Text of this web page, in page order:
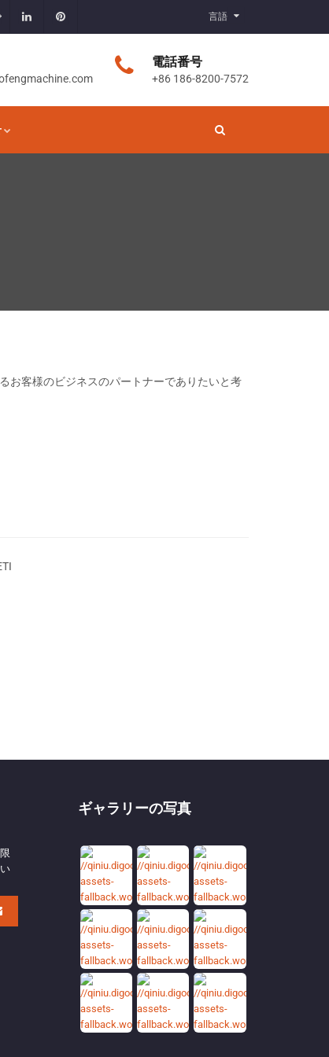
言語
電話番号
+86 186-8200-7572
お客様のビジネスのパートナーでありたいと考
ギャラリーの写真